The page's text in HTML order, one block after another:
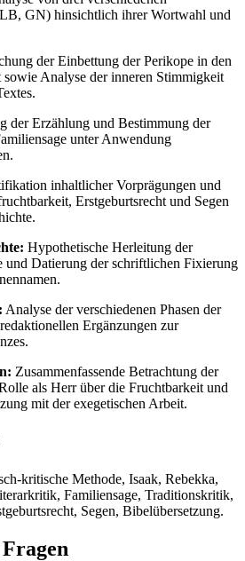
GN) hinsichtlich ihrer Wortwahl und
der Einbettung der Perikope in den
Analyse der inneren Stimmigkeit
der Erzählung und Bestimmung der
unter Anwendung
inhaltlicher Vorprägungen und
Erstgeburtsrecht und Segen
Hypothetische Herleitung der
und Datierung der schriftlichen Fixierung
Analyse der verschiedenen Phasen der
Ergänzungen zur
Zusammenfassende Betrachtung der
als Herr über die Fruchtbarkeit und
mit der exegetischen Arbeit.
kritische Methode, Isaak, Rebekka,
Familiensage, Traditionskritik,
Segen, Bibelübersetzung.